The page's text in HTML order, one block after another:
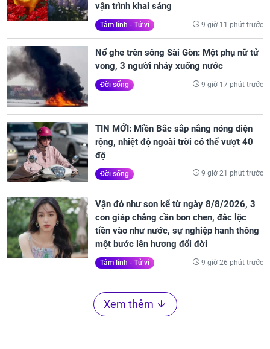
vận trình khai sáng
Tâm linh - Tử vi 9 giờ 11 phút trước
Nổ ghe trên sông Sài Gòn: Một phụ nữ tử
vong, 3 người nhảy xuống nước
Đời sống 9 giờ 17 phút trước
TIN MỚI: Miền Bắc sắp nắng nóng diện
rộng, nhiệt độ ngoài trời có thể vượt 40
độ
Đời sống 9 giờ 21 phút trước
Vận đỏ như son kể từ ngày 8/8/2026, 3
con giáp chẳng cần bon chen, đắc lộc
tiền vào như nước, sự nghiệp hanh thông
một bước lên hương đổi đời
Tâm linh - Tử vi 9 giờ 26 phút trước
Xem thêm